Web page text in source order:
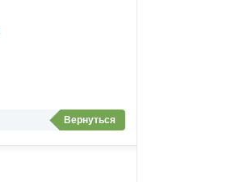
Вернуться